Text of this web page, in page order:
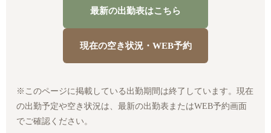
最新の出勤表はこちら
現在の空き状況・WEB予約
※このページに掲載している出勤期間は終了しています。現在
の出勤予定や空き状況は、最新の出勤表またはWEB予約画面
でご確認ください。